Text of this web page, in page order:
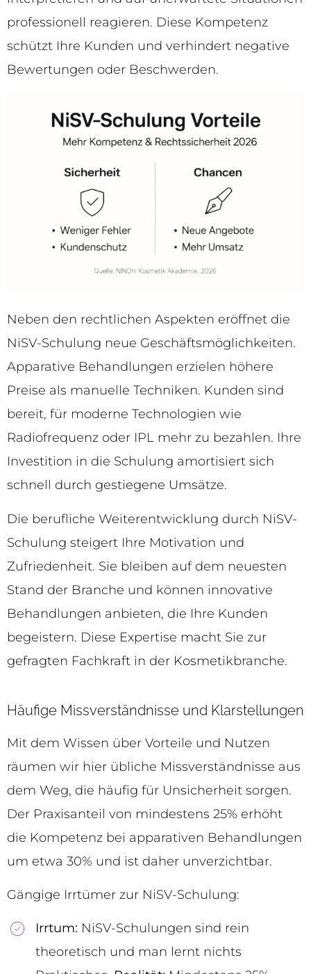
professionell reagieren. Diese Kompetenz
schützt Ihre Kunden und verhindert negative
Bewertungen oder Beschwerden.
Neben den rechtlichen Aspekten eröffnet die
NiSV-Schulung neue Geschäftsmöglichkeiten.
Apparative Behandlungen erzielen höhere
Preise als manuelle Techniken. Kunden sind
bereit, für moderne Technologien wie
Radiofrequenz oder IPL mehr zu bezahlen. Ihre
Investition in die Schulung amortisiert sich
schnell durch gestiegene Umsätze.
Die berufliche Weiterentwicklung durch NiSV-
Schulung steigert Ihre Motivation und
Zufriedenheit. Sie bleiben auf dem neuesten
Stand der Branche und können innovative
Behandlungen anbieten, die Ihre Kunden
begeistern. Diese Expertise macht Sie zur
gefragten Fachkraft in der Kosmetikbranche.
Häufige Missverständnisse und Klarstellungen
Mit dem Wissen über Vorteile und Nutzen
räumen wir hier übliche Missverständnisse aus
dem Weg, die häufig für Unsicherheit sorgen.
Der Praxisanteil von mindestens 25% erhöht
die Kompetenz bei apparativen Behandlungen
um etwa 30% und ist daher unverzichtbar.
Gängige Irrtümer zur NiSV-Schulung:
Irrtum: NiSV-Schulungen sind rein
theoretisch und man lernt nichts